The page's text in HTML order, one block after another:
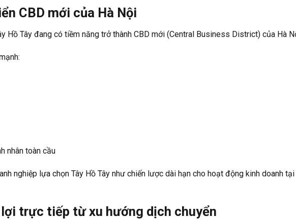
CBD mới của Hà Nội
Hồ Tây đang có tiềm năng trở thành CBD mới (Central Business District) của Hà
nhân toàn cầu
nghiệp lựa chọn Tây Hồ Tây như chiến lược dài hạn cho hoạt động kinh doanh tại
trực tiếp từ xu hướng dịch chuyển